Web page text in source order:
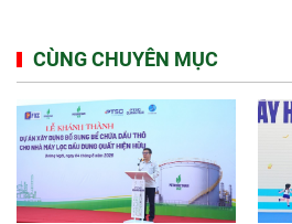
CÙNG CHUYÊN MỤC